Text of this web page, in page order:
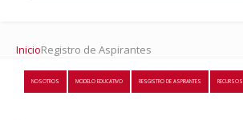
InicioRegistro de Aspirantes
NOSOTROS MODELO EDUCATIVO RESGISTRO DE ASPIRANTES RECURSOS